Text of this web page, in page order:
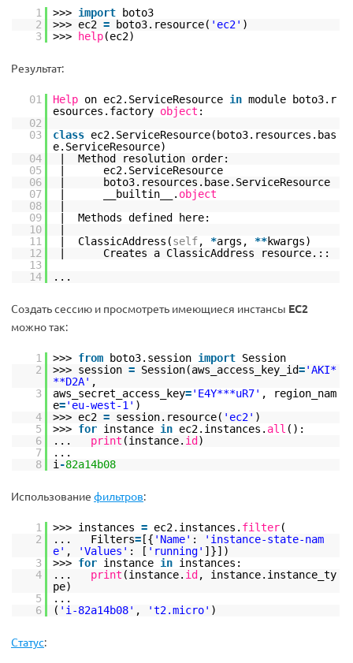
1 >>> import
boto3
2
>>> ec2 = boto3.resource( 'ec2' )
3
>>> help(ec2)
Результат:
01 Help on ec2.ServiceResource in module boto3.r
esources.factory object :
02
03
class ec2.ServiceResource(boto3.resources.bas
e.ServiceResource)
04
| Method resolution order:
05
| ec2.ServiceResource
06
| boto3.resources.base.ServiceResource
07
| __builtin__. object
08
09
| Methods defined here:
10
11
| ClassicAddress(self, *args, **kwargs)
12
| Creates a ClassicAddress resource.::
13
14
...
Создать сессию и просмотреть имеющиеся инстансы EC2
можно так:
1 >>> from boto3.session import Session
2
>>> session = Session(aws_access_key_id='AKI*
**D2A' ,
3
aws_secret_access_key='E4Y***uR7' , region_nam
e='eu-west-1' )
4
>>> ec2 = session.resource( 'ec2' )
5
>>> for instance in ec2.instances. all ():
6
... print (instance. id )
7
...
8
i -82a14b08
Использование фильтров:
1 >>> instances = ec2.instances. filter(
2
... Filters= [{ 'Name' :
'instance-state-nam
e' , 'Values' : [ 'running' ]}])
3
>>> for instance in instances:
4
... print (instance. id , instance.instance_ty
pe)
5
...
6
( 'i-82a14b08' , 't2.micro' )
Статус: